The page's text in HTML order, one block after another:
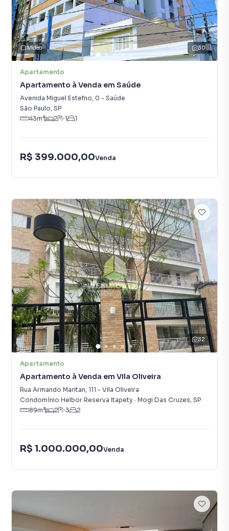
30
Vídeo
Apartamento
Apartamento à Venda em Saúde
Avenida Miguel Estefno, 0 - Saúde
São Paulo, SP
43m² 2 1 1
R$ 399.000,00Venda
32
Apartamento
Apartamento à Venda em Vila Oliveira
Rua Armando Maritan, 111 - Vila Oliveira
Condomínio Helbor Reserva Itapety · Mogi Das Cruzes, SP
89m² 2 3 2
R$ 1.000.000,00Venda